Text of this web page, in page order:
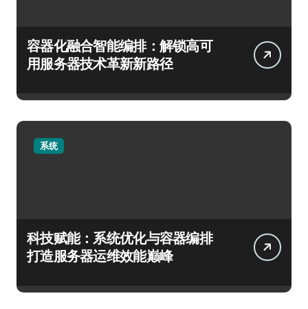
容器化融合智能编排：解锁高可
用服务器技术革新新路径
系统
科技赋能：系统优化与容器编排
打造服务器运维效能巅峰